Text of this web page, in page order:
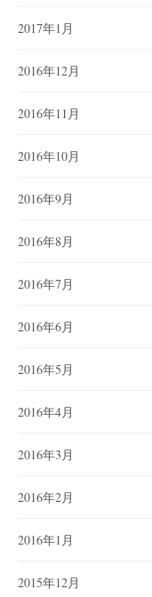
2017年1月
2016年12月
2016年11月
2016年10月
2016年9月
2016年8月
2016年7月
2016年6月
2016年5月
2016年4月
2016年3月
2016年2月
2016年1月
2015年12月